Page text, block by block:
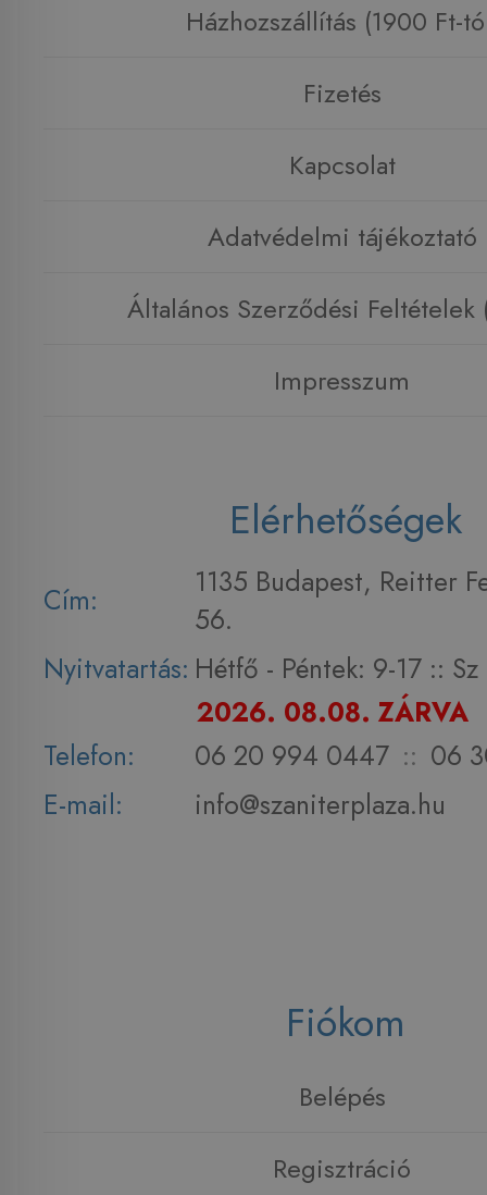
Házhozszállítás (1900 Ft-
Fizetés
Kapcsolat
Adatvédelmi tájékoztató
Általános Szerződési Feltételek
Impresszum
Elérhetőségek
Cím:
1135 Budapest, Reitter
56.
Nyitvatartás: Hétfő - Péntek: 9-17 :: Sz
2026. 08.08. ZÁRVA
Telefon:
06 20 994 0447 :: 06
E-mail:
info@szaniterplaza.hu
Fiókom
Belépés
Regisztráció